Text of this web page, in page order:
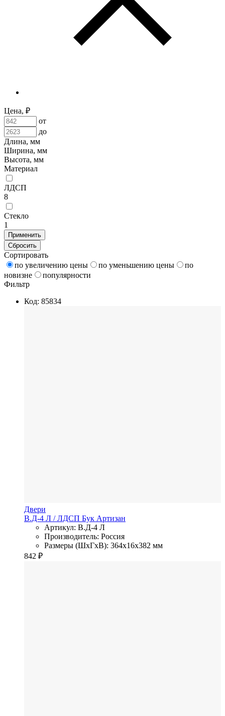
Цена, ₽
от
до
Длина, мм
Ширина, мм
Высота, мм
Материал
ЛДСП
8
Стекло
1
Применить
Сбросить
Сортировать
по увеличению цены
по уменьшению цены
по
новизне
популярности
Фильтр
Код: 85834
Двери
В.Д-4 Л / ЛДСП Бук Артизан
Артикул: В.Д-4 Л
Производитель: Россия
Размеры (ШхГхВ): 364x16x382 мм
842 ₽